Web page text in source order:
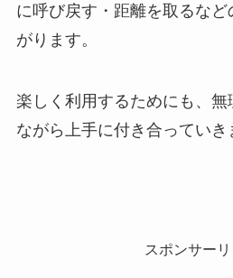
に呼び戻す・距離を取るな
がります。
楽しく利用するためにも、
ながら上手に付き合っていき
スポンサーリ